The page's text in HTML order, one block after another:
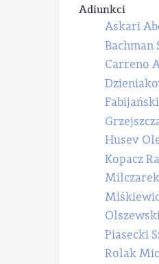
Adiunkci
Askari
Bachman
Carreno
Husev
Kopacz
Piasecki
Rolak